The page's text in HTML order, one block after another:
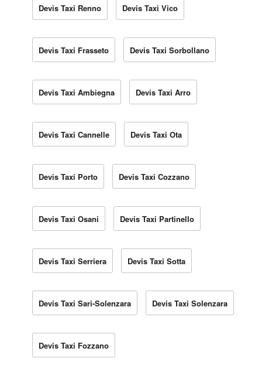
Devis Taxi Renno Devis Taxi Vico
Devis Taxi Frasseto Devis Taxi Sorbollano
Devis Taxi Ambiegna Devis Taxi Arro
Devis Taxi Cannelle Devis Taxi Ota
Devis Taxi Porto Devis Taxi Cozzano
Devis Taxi Osani Devis Taxi Partinello
Devis Taxi Serriera Devis Taxi Sotta
Devis Taxi Sari-Solenzara Devis Taxi Solenzara
Devis Taxi Fozzano